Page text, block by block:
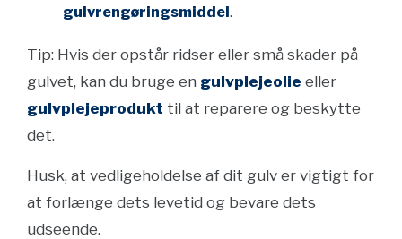
gulvrengøringsmiddel.
Tip: Hvis der opstår ridser eller små skader på
gulvet, kan du bruge en gulvplejeolie eller
gulvplejeprodukt til at reparere og beskytte
det.
Husk, at vedligeholdelse af dit gulv er vigtigt for
at forlænge dets levetid og bevare dets
udseende.